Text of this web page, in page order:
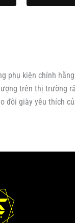
phụ kiện chính
trên thị trường
đôi giày yêu thích